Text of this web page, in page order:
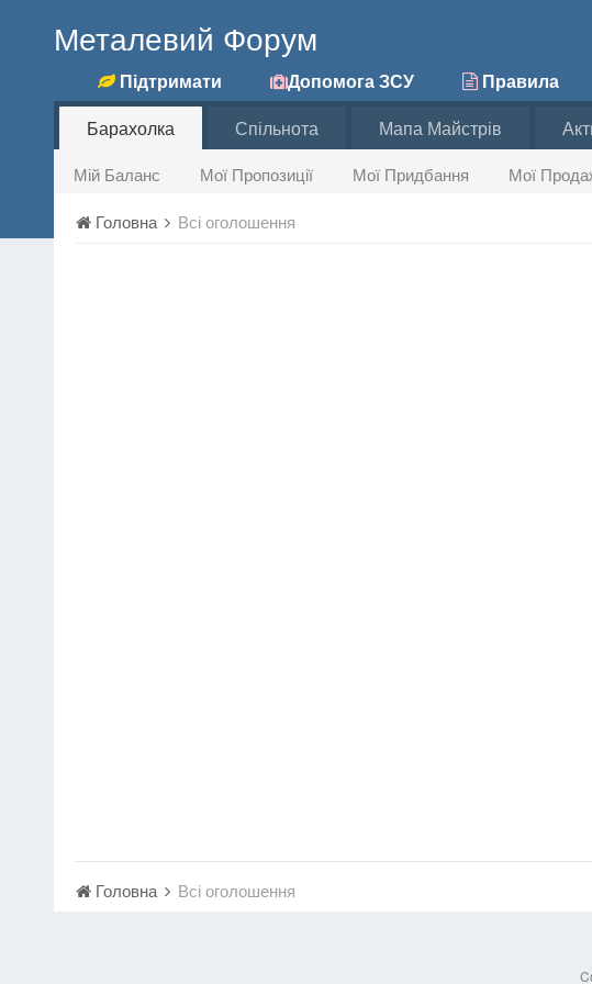
Металевий Форум
Підтримати Допомога ЗСУ Правила
Барахолка
Мій Баланс Мої Пропозиції Мої Придбання Мої
Спільнота Мапа Майстрів
Головна Всі оголошення
Головна Всі оголошення